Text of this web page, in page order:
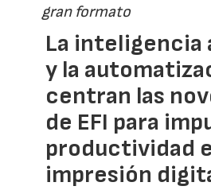
gran formato
La
y la
centran las
de EFI para
productividad
impresión